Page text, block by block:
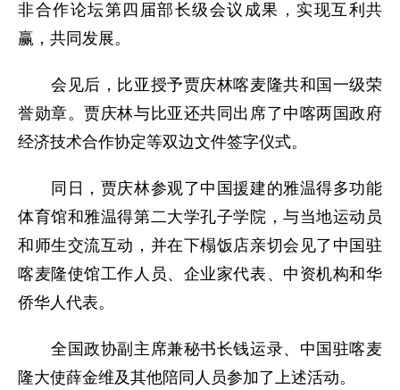
非合作论坛第四届部长级会议成果，实现互利共
赢，共同发展。
会见后，比亚授予贾庆林喀麦隆共和国一级荣
誉勋章。贾庆林与比亚还共同出席了中喀两国政府
经济技术合作协定等双边文件签字仪式。
同日，贾庆林参观了中国援建的雅温得多功能
体育馆和雅温得第二大学孔子学院，与当地运动员
和师生交流互动，并在下榻饭店亲切会见了中国驻
喀麦隆使馆工作人员、企业家代表、中资机构和华
侨华人代表。
全国政协副主席兼秘书长钱运录、中国驻喀麦
隆大使薛金维及其他陪同人员参加了上述活动。